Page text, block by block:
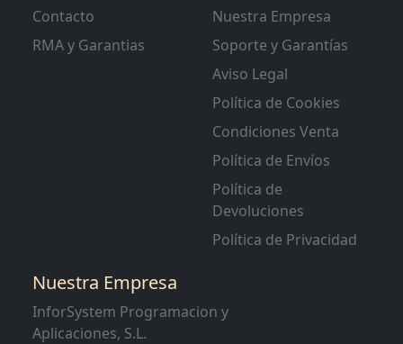
Contacto
RMA y Garantias
Nuestra Empresa
Soporte y Garantías
Aviso Legal
Política de Cookies
Condiciones Venta
Política de Envíos
Política de
Devoluciones
Política de Privacidad
Nuestra Empresa
InforSystem Programacion y
Aplicaciones, S.L.